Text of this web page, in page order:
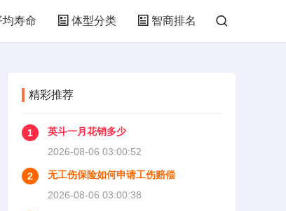
均寿命 体型分类 智商排名
精彩推荐
1
英斗一月花销多少
2026-08-06 03:00:52
2
无工伤保险如何申请工伤赔偿
2026-08-06 03:00:38